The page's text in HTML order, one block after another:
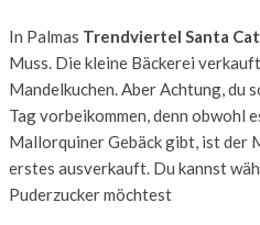
In Palmas Trendviertel Santa
Muss. Die kleine Bäckerei
Mandelkuchen. Aber Achtung, du
Tag vorbeikommen, denn obwohl
Mallorquiner Gebäck gibt, ist der
erstes ausverkauft. Du kannst
Puderzucker möchtest